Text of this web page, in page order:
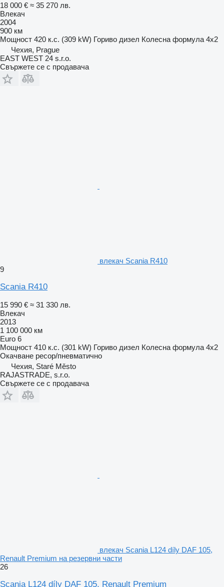
18 000 € ≈ 35 270 лв.
Влекач
2004
900 км
Мощност 420 к.с. (309 kW) Гориво дизел Колесна формула 4x2
Чехия, Prague
EAST WEST 24 s.r.o.
Свържете се с продавача
влекач Scania R410
9
Scania R410
15 990 € ≈ 31 330 лв.
Влекач
2013
1 100 000 км
Euro 6
Мощност 410 к.с. (301 kW) Гориво дизел Колесна формула 4x2
Окачване ресор/пневматично
Чехия, Staré Město
RAJASTRADE, s.r.o.
Свържете се с продавача
влекач Scania L124 díly DAF 105,
Renault Premium на резервни части
26
Scania L124 díly DAF 105, Renault Premium